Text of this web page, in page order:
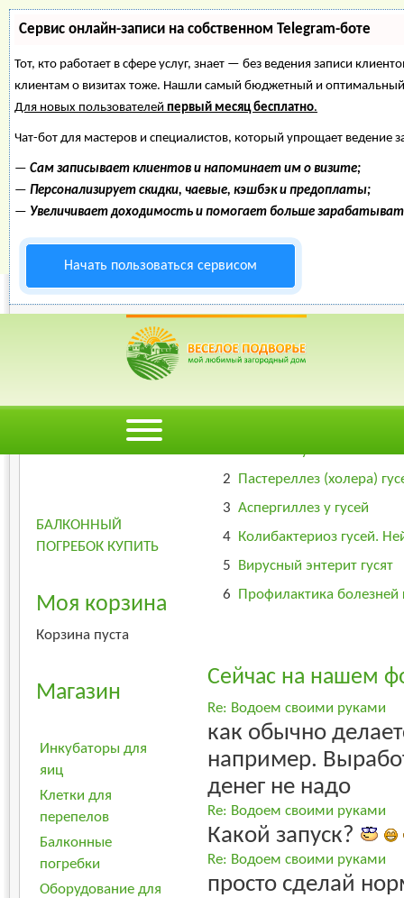
Сервис онлайн-записи на собственном Telegram-боте
Тот, кто работает в сфере услуг, знает — без ведения записи
клиентам о визитах тоже. Нашли самый бюджетный и
Для новых пользователей первый месяц бесплатно.
Чат-бот для мастеров и специалистов, который упрощает ведение
— Сам записывает клиентов и напоминает им о визите;
— Персонализирует скидки, чаевые, кэшбэк и предоплаты;
— Увеличивает доходимость и помогает больше
Начать пользоваться сервисом
Энциклопедия
БАЛКОННЫЙ
ПОГРЕБОК КУПИТЬ
Моя корзина
Корзина пуста
Магазин
Инкубаторы для
яиц
Клетки для
перепелов
Балконные
погребки
Оборудование для
Болезни гусей.
2
Пастереллез (холера)
3 Аспергиллез у гусей
4 Колибактериоз гусей.
5
Вирусный энтерит гусят
6
Профилактика болезней
Сейчас на нашем
Re: Водоем своими руками
как обычно
например.
денег не надо
Re: Водоем своими руками
Какой запуск?
Re: Водоем своими руками
просто сделай